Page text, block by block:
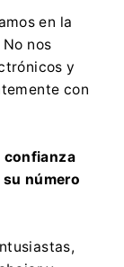
en la
nos
y
con
confianza
número